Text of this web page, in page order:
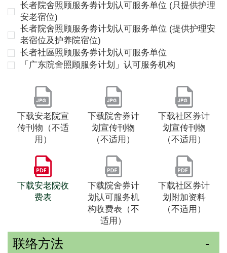
长者院舍照顾服务劵计划认可服务单位 (只提供护理
安老宿位)
长者院舍照顾服务劵计划认可服务单位 (提供护理安
老宿位及护养院宿位)
长者社區照顾服务券计划认可服务单位
「广东院舍照顾服务计划」认可服务机构
下载安老院宣
传刊物（不适
用）
下载院舍券计
划宣传刊物
（不适用）
下载社区券计
划宣传刊物
（不适用）
下载安老院收
费表
下载院舍券计
划认可服务机
构收费表（不
适用）
下载社区券计
划附加资料
（不适用）
联络方法